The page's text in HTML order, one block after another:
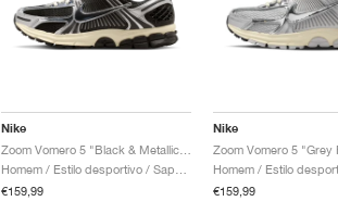
Nike
Zoom Vomero 5 "Black & Metallic Silver"
€159,99
Nike
€159,99